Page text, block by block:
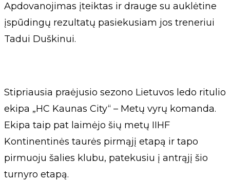
Apdovanojimas įteiktas ir drauge su auklėtine
įspūdingų rezultatų pasiekusiam jos treneriui
Tadui Duškinui.
Stipriausia praėjusio sezono Lietuvos ledo ritulio
ekipa „HC Kaunas City“ – Metų vyrų komanda.
Ekipa taip pat laimėjo šių metų IIHF
Kontinentinės taurės pirmąjį etapą ir tapo
pirmuoju šalies klubu, patekusiu į antrąjį šio
turnyro etapą.